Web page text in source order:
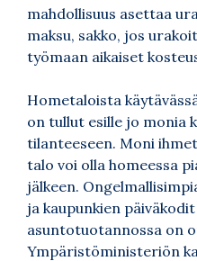
mahdollisuus asettaa
maksu, sakko, jos
työmaan aikaiset
Hometaloista
on tullut esille jo monia
tilanteeseen. Moni
talo voi olla homeessa
jälkeen.
ja kaupunkien
asuntotuotannossa on
Ympäristöministeriön